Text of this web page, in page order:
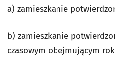
a) zamieszkanie
b) zamieszkanie
czasowym obejmującym